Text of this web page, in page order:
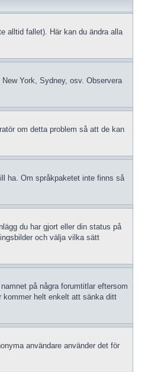
alltid fallet). Här kan du ändra alla
York, Sydney, osv. Observera
om detta problem så att de kan
ha. Om språkpaketet inte finns så
du har gjort eller din status på
och välja vilka sätt
på några forumtitlar eftersom
kommer helt enkelt att sänka ditt
användare använder det för